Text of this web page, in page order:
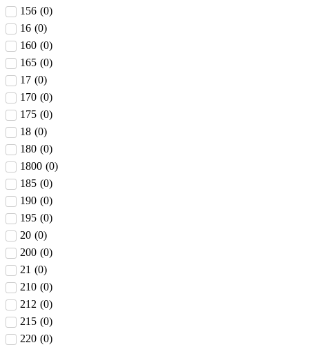
156 (0)
16 (0)
160 (0)
165 (0)
17 (0)
170 (0)
175 (0)
18 (0)
180 (0)
1800 (0)
185 (0)
190 (0)
195 (0)
20 (0)
200 (0)
21 (0)
210 (0)
212 (0)
215 (0)
220 (0)